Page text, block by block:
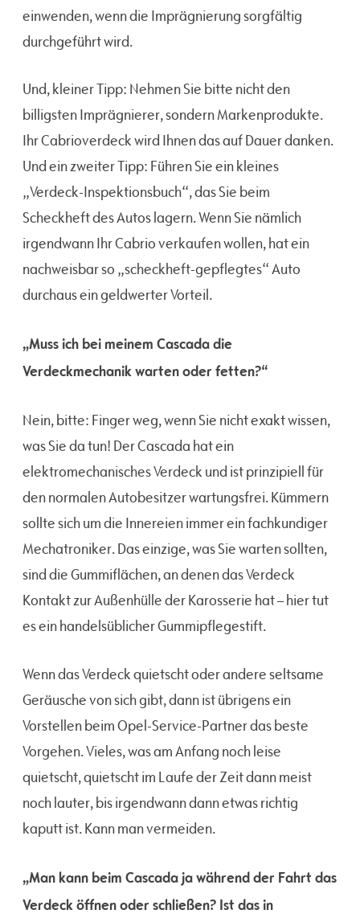
einwenden, wenn die Imprägnierung sorgfältig
durchgeführt wird.
Und, kleiner Tipp: Nehmen Sie bitte nicht den
billigsten Imprägnierer, sondern Markenprodukte.
Ihr Cabrioverdeck wird Ihnen das auf Dauer danken.
Und ein zweiter Tipp: Führen Sie ein kleines
„Verdeck-Inspektionsbuch“, das Sie beim
Scheckheft des Autos lagern. Wenn Sie nämlich
irgendwann Ihr Cabrio verkaufen wollen, hat ein
nachweisbar so „scheckheft-gepflegtes“ Auto
durchaus ein geldwerter Vorteil.
„Muss ich bei meinem Cascada die
Verdeckmechanik warten oder fetten?“
Nein, bitte: Finger weg, wenn Sie nicht exakt wissen,
was Sie da tun! Der Cascada hat ein
elektromechanisches Verdeck und ist prinzipiell für
den normalen Autobesitzer wartungsfrei. Kümmern
sollte sich um die Innereien immer ein fachkundiger
Mechatroniker. Das einzige, was Sie warten sollten,
sind die Gummiflächen, an denen das Verdeck
Kontakt zur Außenhülle der Karosserie hat – hier tut
es ein handelsüblicher Gummipflegestift.
Wenn das Verdeck quietscht oder andere seltsame
Geräusche von sich gibt, dann ist übrigens ein
Vorstellen beim Opel-Service-Partner das beste
Vorgehen. Vieles, was am Anfang noch leise
quietscht, quietscht im Laufe der Zeit dann meist
noch lauter, bis irgendwann dann etwas richtig
kaputt ist. Kann man vermeiden.
„Man kann beim Cascada ja während der Fahrt das
Verdeck öffnen oder schließen? Ist das in